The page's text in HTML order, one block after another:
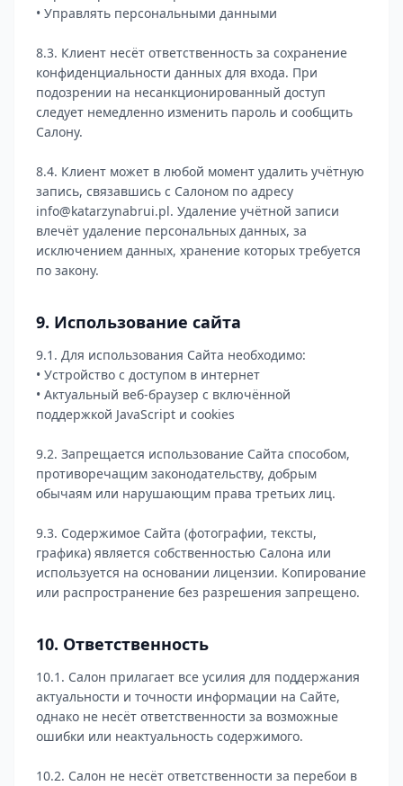
• Управлять персональными данными
8.3. Клиент несёт ответственность за сохранение
конфиденциальности данных для входа. При
подозрении на несанкционированный доступ
следует немедленно изменить пароль и сообщить
Салону.
8.4. Клиент может в любой момент удалить учётную
запись, связавшись с Салоном по адресу
info@katarzynabrui.pl. Удаление учётной записи
влечёт удаление персональных данных, за
исключением данных, хранение которых требуется
по закону.
9. Использование сайта
9.1. Для использования Сайта необходимо:
• Устройство с доступом в интернет
• Актуальный веб-браузер с включённой
поддержкой JavaScript и cookies
9.2. Запрещается использование Сайта способом,
противоречащим законодательству, добрым
обычаям или нарушающим права третьих лиц.
9.3. Содержимое Сайта (фотографии, тексты,
графика) является собственностью Салона или
используется на основании лицензии. Копирование
или распространение без разрешения запрещено.
10. Ответственность
10.1. Салон прилагает все усилия для поддержания
актуальности и точности информации на Сайте,
однако не несёт ответственности за возможные
ошибки или неактуальность содержимого.
10.2. Салон не несёт ответственности за перебои в